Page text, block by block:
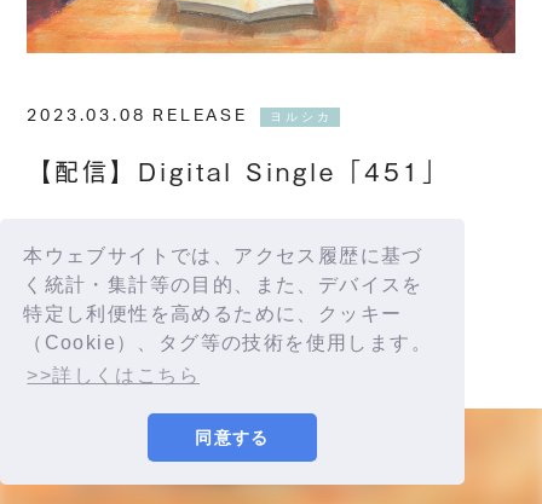
本ウェブサイトでは、アクセス履歴に基づ
く統計・集計等の目的、また、デバイスを
特定し利便性を高めるために、クッキー
（Cookie）、タグ等の技術を使用します。
>>詳しくはこちら
同意する
2023.03.08 RELEASE ヨルシカ
【配信】Digital Single「451」
配信サイト： https://yorushika.lnk.to/451
© YORUSHIKA All Rights Reserved.